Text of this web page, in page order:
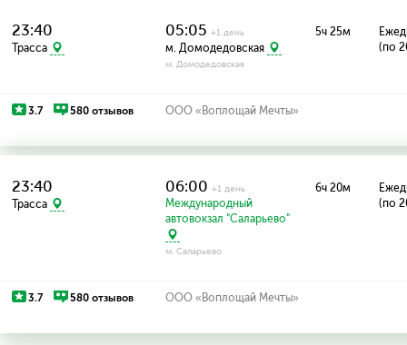
23:40
Трасса
05:05+1 день
м. Домодедовская
м. Домодедовская
5ч 25м
(по
3.7 580 отзывов ООО «Воплощай Мечты»
23:40
Трасса
06:00+1 день
Международный
автовокзал "Саларьево"
м. Саларьево
6ч 20м
(по
3.7 580 отзывов ООО «Воплощай Мечты»